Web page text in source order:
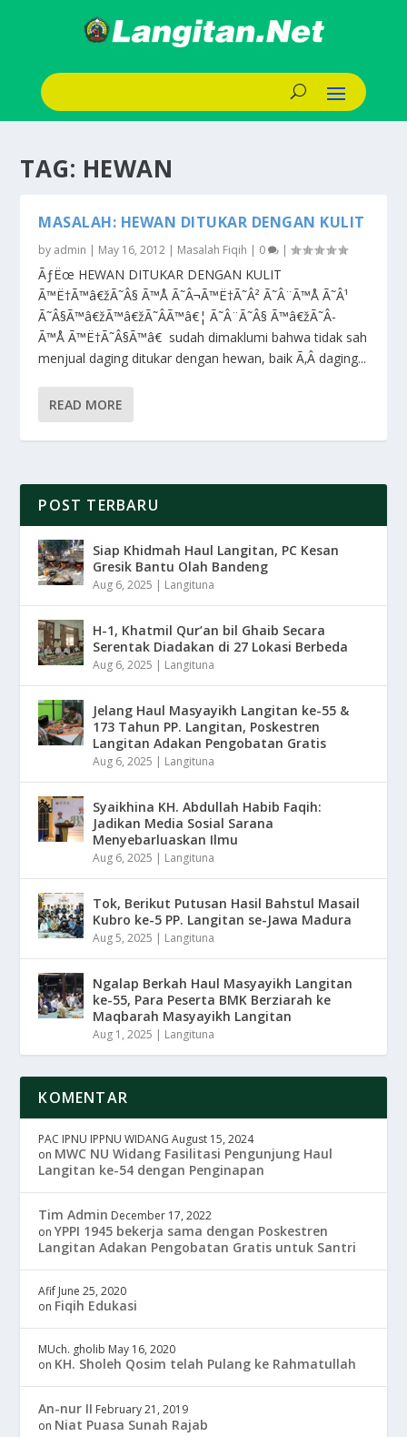
TAG: HEWAN
MASALAH: HEWAN DITUKAR DENGAN KULIT
by admin | May 16, 2012 | Masalah Fiqih | 0 |
ÃƒËœ HEWAN DITUKAR DENGAN KULIT
Ã™Ë†Ã™â€žÃ˜Â§ Ã™Å Ã˜Â¬Ã™Ë†Ã˜Â² Ã˜Â¨Ã™Å Ã˜Â¹
Ã˜Â§Ã™â€žÃ™â€žÃ˜Â­Ã™â€¦ Ã˜Â¨Ã˜Â§ Ã™â€žÃ˜Â­
Ã™Å Ã™Ë†Ã˜Â§Ã™â€ sudah dimaklumi bahwa tidak sah
menjual daging ditukar dengan hewan, baik Ã‚Â daging...
READ MORE
POST TERBARU
Siap Khidmah Haul Langitan, PC Kesan
Gresik Bantu Olah Bandeng
Aug 6, 2025 | Langituna
H-1, Khatmil Qur’an bil Ghaib Secara
Serentak Diadakan di 27 Lokasi Berbeda
Aug 6, 2025 | Langituna
Jelang Haul Masyayikh Langitan ke-55 &
173 Tahun PP. Langitan, Poskestren
Langitan Adakan Pengobatan Gratis
Aug 6, 2025 | Langituna
Syaikhina KH. Abdullah Habib Faqih:
Jadikan Media Sosial Sarana
Menyebarluaskan Ilmu
Aug 6, 2025 | Langituna
Tok, Berikut Putusan Hasil Bahstul Masail
Kubro ke-5 PP. Langitan se-Jawa Madura
Aug 5, 2025 | Langituna
Ngalap Berkah Haul Masyayikh Langitan
ke-55, Para Peserta BMK Berziarah ke
Maqbarah Masyayikh Langitan
Aug 1, 2025 | Langituna
KOMENTAR
PAC IPNU IPPNU WIDANG August 15, 2024
on MWC NU Widang Fasilitasi Pengunjung Haul
Langitan ke-54 dengan Penginapan
Tim Admin December 17, 2022
onYPPI 1945 bekerja sama dengan Poskestren
Langitan Adakan Pengobatan Gratis untuk Santri
Afif June 25, 2020
on Fiqih Edukasi
MUch. gholib May 16, 2020
on KH. Sholeh Qosim telah Pulang ke Rahmatullah
An-nur II February 21, 2019
on Niat Puasa Sunah Rajab